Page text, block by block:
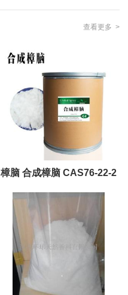
查看更多 >
樟脑 合成樟脑 CAS76-22-2